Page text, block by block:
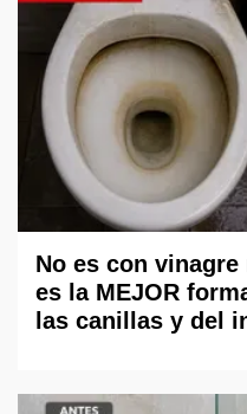
No es con
es la MEJOR
las canillas y del